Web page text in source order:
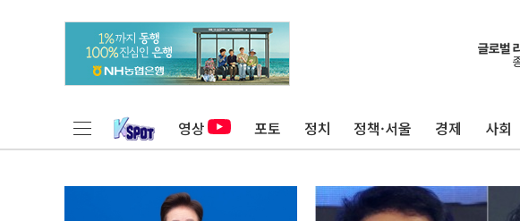
영상 포토 정치 정책·서울 경제 사회